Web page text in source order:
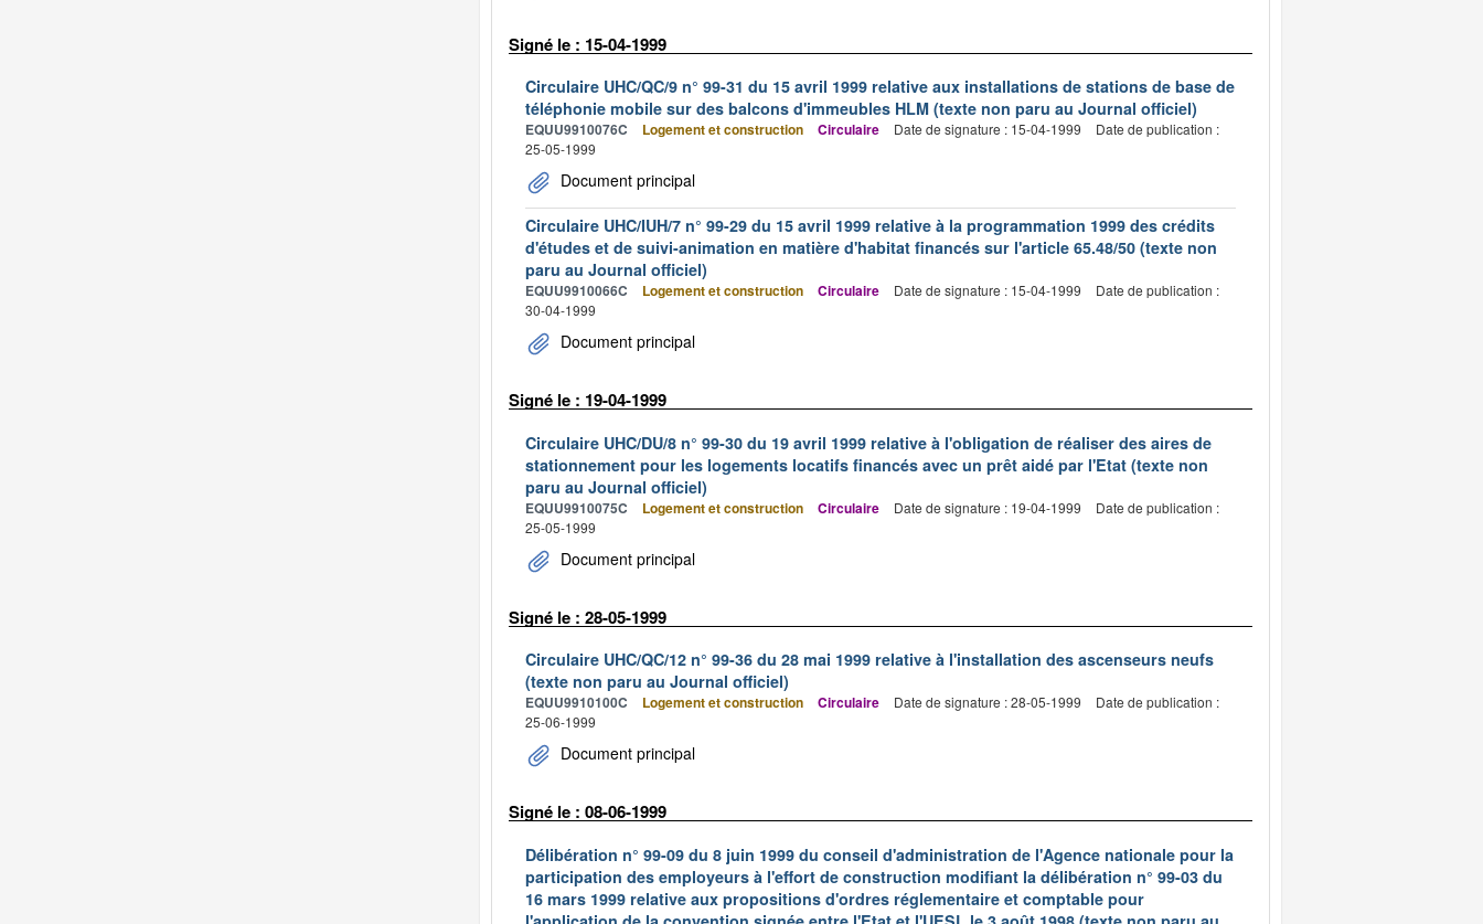
Signé le : 15-04-1999
Circulaire UHC/QC/9 n° 99-31 du 15 avril 1999 relative aux installations de stations de base de
téléphonie mobile sur des balcons d'immeubles HLM (texte non paru au Journal officiel)
EQUU9910076C Logement et construction Circulaire Date de signature : 15-04-1999
Date de publication :
25-05-1999
Document principal
Circulaire UHC/IUH/7 n° 99-29 du 15 avril 1999 relative à la programmation 1999 des crédits
d'études et de suivi-animation en matière d'habitat financés sur l'article 65.48/50 (texte non
paru au Journal officiel)
EQUU9910066C Logement et construction Circulaire Date de signature : 15-04-1999
Date de publication :
30-04-1999
Document principal
Signé le : 19-04-1999
Circulaire UHC/DU/8 n° 99-30 du 19 avril 1999 relative à l'obligation de réaliser des aires de
stationnement pour les logements locatifs financés avec un prêt aidé par l'Etat (texte non
paru au Journal officiel)
EQUU9910075C Logement et construction Circulaire Date de signature : 19-04-1999
Date de publication :
25-05-1999
Document principal
Signé le : 28-05-1999
Circulaire UHC/QC/12 n° 99-36 du 28 mai 1999 relative à l'installation des ascenseurs neufs
(texte non paru au Journal officiel)
EQUU9910100C Logement et construction Circulaire Date de signature : 28-05-1999
Date de publication :
25-06-1999
Document principal
Signé le : 08-06-1999
Délibération n° 99-09 du 8 juin 1999 du conseil d'administration de l'Agence nationale pour la
participation des employeurs à l'effort de construction modifiant la délibération n° 99-03 du
16 mars 1999 relative aux propositions d'ordres réglementaire et comptable pour